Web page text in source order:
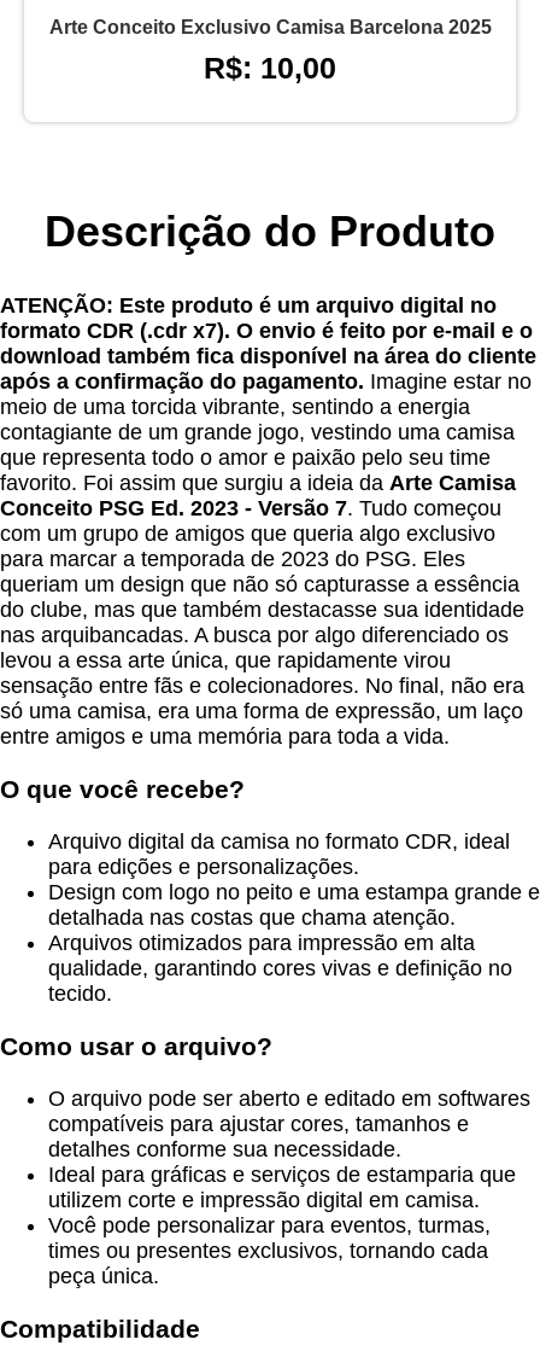
Arte Conceito Exclusivo Camisa Barcelona 2025
R$: 10,00
Descrição do Produto
ATENÇÃO: Este produto é um arquivo digital no
formato CDR (.cdr x7). O envio é feito por e-mail e o
download também fica disponível na área do cliente
após a confirmação do pagamento. Imagine estar no
meio de uma torcida vibrante, sentindo a energia
contagiante de um grande jogo, vestindo uma camisa
que representa todo o amor e paixão pelo seu time
favorito. Foi assim que surgiu a ideia da Arte Camisa
Conceito PSG Ed. 2023 - Versão 7. Tudo começou
com um grupo de amigos que queria algo exclusivo
para marcar a temporada de 2023 do PSG. Eles
queriam um design que não só capturasse a essência
do clube, mas que também destacasse sua identidade
nas arquibancadas. A busca por algo diferenciado os
levou a essa arte única, que rapidamente virou
sensação entre fãs e colecionadores. No final, não era
só uma camisa, era uma forma de expressão, um laço
entre amigos e uma memória para toda a vida.
O que você recebe?
Arquivo digital da camisa no formato CDR, ideal
para edições e personalizações.
Design com logo no peito e uma estampa grande e
detalhada nas costas que chama atenção.
Arquivos otimizados para impressão em alta
qualidade, garantindo cores vivas e definição no
tecido.
Como usar o arquivo?
O arquivo pode ser aberto e editado em softwares
compatíveis para ajustar cores, tamanhos e
detalhes conforme sua necessidade.
Ideal para gráficas e serviços de estamparia que
utilizem corte e impressão digital em camisa.
Você pode personalizar para eventos, turmas,
times ou presentes exclusivos, tornando cada
peça única.
Compatibilidade